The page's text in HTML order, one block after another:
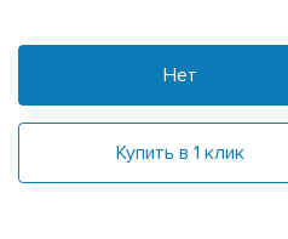
Нет
Купить в 1 клик